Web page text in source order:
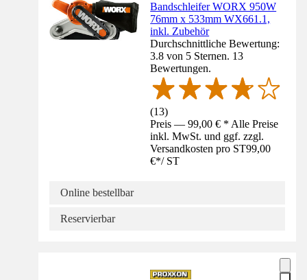
Bandschleifer WORX 950W
76mm x 533mm WX661.1,
inkl. Zubehör
Durchschnittliche Bewertung:
3.8 von 5 Sternen. 13
Bewertungen.
(13)
Preis — 99,00 € * Alle Preise
inkl. MwSt. und ggf. zzgl.
Versandkosten pro ST99,00
€*/ ST
Online bestellbar
Reservierbar